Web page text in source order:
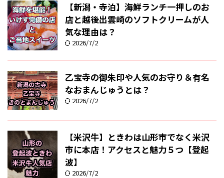
【新潟・寺泊】海鮮ランチ一押しのお
店と越後出雲崎のソフトクリームが人
気な理由は？
2026/7/2
乙宝寺の御朱印や人気のお守り＆有名
なおまんじゅうとは？
2026/7/2
【米沢牛】ときわは山形市でなく米沢
市に本店！アクセスと魅力５つ【登起
波】
2026/7/2